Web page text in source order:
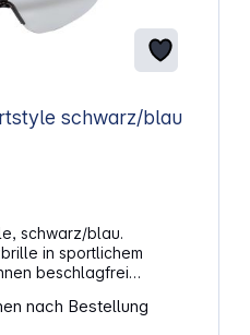
uvex Bügelbrille sportstyle schwarz/blau
schwarz/blau.
in sportlichem
extreme
nach Bestellung